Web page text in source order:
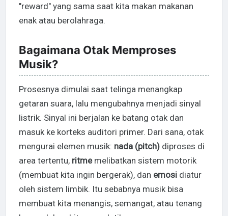
"reward" yang sama saat kita makan makanan
enak atau berolahraga.
Bagaimana Otak Memproses
Musik?
Prosesnya dimulai saat telinga menangkap
getaran suara, lalu mengubahnya menjadi sinyal
listrik. Sinyal ini berjalan ke batang otak dan
masuk ke korteks auditori primer. Dari sana, otak
mengurai elemen musik: nada (pitch)diproses di
area tertentu, ritmemelibatkan sistem motorik
(membuat kita ingin bergerak), dan emosidiatur
oleh sistem limbik. Itu sebabnya musik bisa
membuat kita menangis, semangat, atau tenang